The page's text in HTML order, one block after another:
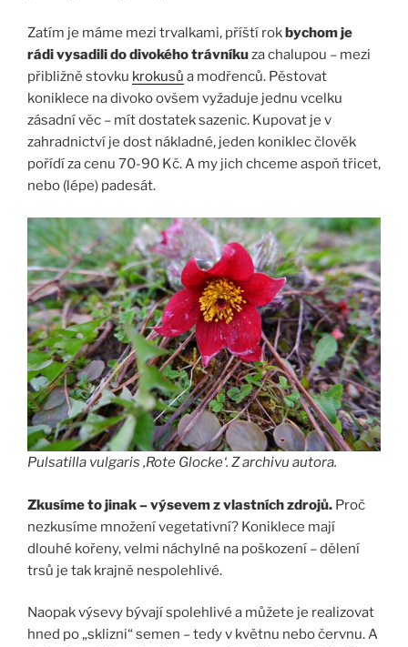
Zatím je máme mezi trvalkami, příští rokbychom je
rádi vysadili do divokého trávníkuza chalupou – mezi
přibližně stovku krokusů a modřenců. Pěstovat
koniklece na divoko ovšem vyžaduje jednu vcelku
zásadní věc – mít dostatek sazenic. Kupovat je v
zahradnictví je dost nákladné, jeden koniklec člověk
pořídí za cenu 70-90 Kč. A my jich chceme aspoň třicet,
nebo (lépe) padesát.
Pulsatilla vulgaris ‚Rote Glocke‘. Z archivu autora.
Zkusíme to jinak – výsevem z vlastních zdrojů. Proč
nezkusíme množení vegetativní? Koniklece mají
dlouhé kořeny, velmi náchylné na poškození – dělení
trsů je tak krajně nespolehlivé.
Naopak výsevy bývají spolehlivé a můžete je realizovat
hned po „sklizni“ semen – tedy v květnu nebo červnu. A